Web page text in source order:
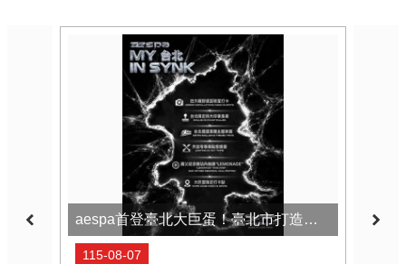
aespa首登臺北大巨蛋！臺北市打造六大官方限定城市應援 集章再抽「首爾來回機票」
115-08-07